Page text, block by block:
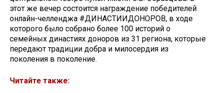
этот же вечер состоится награждение победителей
онлайн-челленджа #ДИНАСТИИДОНОРОВ, в ходе
которого было собрано более 100 историй о
семейных династиях доноров из 31 региона, которые
передают традиции добра и милосердия из
поколения в поколение.
Читайте также: